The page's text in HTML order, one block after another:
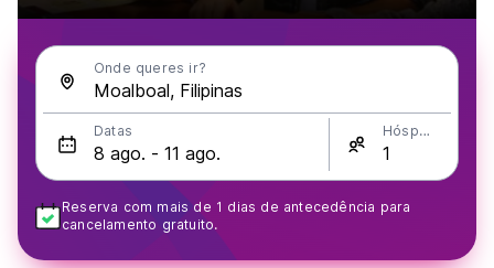
Onde queres ir?
Datas Hóspedes
Reserva com mais de 1 dias de antecedência para
cancelamento gratuito.